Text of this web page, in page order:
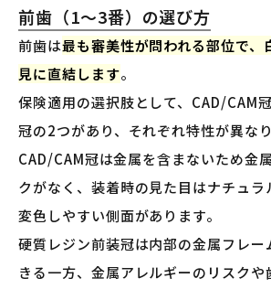
前歯（1〜3番）の選び方
前歯は最も審美性が問われる部位で、
見に直結します。
保険適用の選択肢として、CAD/CAM
冠の2つがあり、それぞれ特性が異なり
CAD/CAM冠は金属を含まないため金
クがなく、装着時の見た目はナチュラ
変色しやすい側面があります。
硬質レジン前装冠は内部の金属フレー
きる一方、金属アレルギーのリスクや